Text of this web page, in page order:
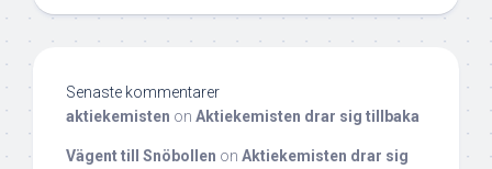
Senaste kommentarer
aktiekemisten on Aktiekemisten drar sig tillbaka
Vägent till Snöbollen on Aktiekemisten drar sig